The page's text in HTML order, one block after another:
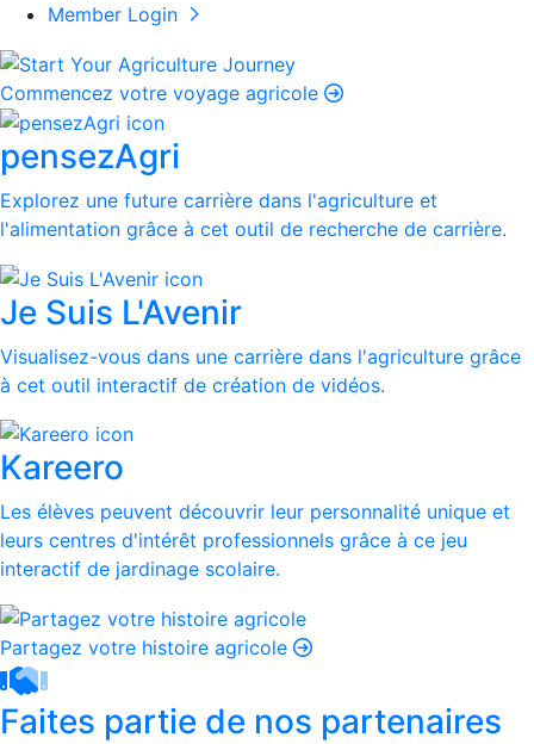
Member Login
Commencez votre voyage agricole
pensezAgri
Explorez une future carrière dans l'agriculture et
l'alimentation grâce à cet outil de recherche de carrière.
Je Suis L'Avenir
Visualisez-vous dans une carrière dans l'agriculture grâce
à cet outil interactif de création de vidéos.
Kareero
Les élèves peuvent découvrir leur personnalité unique et
leurs centres d'intérêt professionnels grâce à ce jeu
interactif de jardinage scolaire.
Partagez votre histoire agricole
Faites partie de nos partenaires